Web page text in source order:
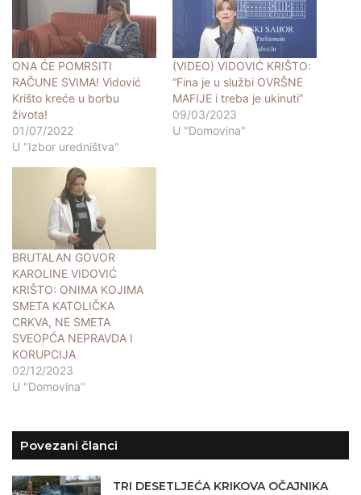
ONA ĆE POMRSITI
RAČUNE SVIMA! Vidović
Krišto kreće u borbu
života!
01/07/2022
U "Izbor uredništva"
(VIDEO) VIDOVIĆ KRIŠTO:
“Fina je u službi OVRŠNE
MAFIJE i treba je ukinuti”
09/03/2023
U "Domovina"
BRUTALAN GOVOR
KAROLINE VIDOVIĆ
KRIŠTO: ONIMA KOJIMA
SMETA KATOLIČKA
CRKVA, NE SMETA
SVEOPĆA NEPRAVDA I
KORUPCIJA
02/12/2023
U "Domovina"
Povezani članci
TRI DESETLJEĆA KRIKOVA OČAJNIKA